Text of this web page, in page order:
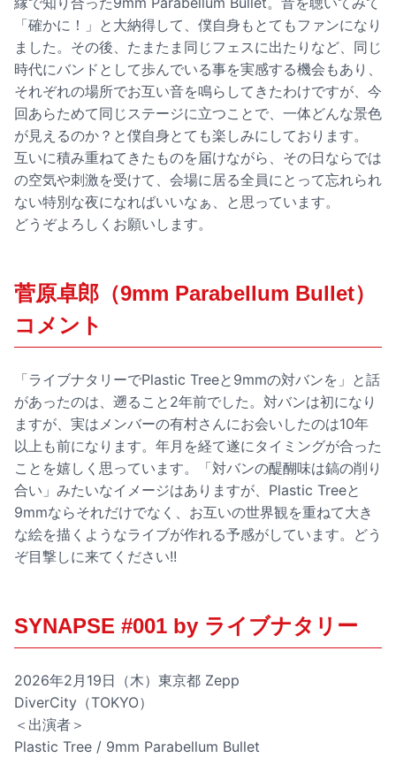
「確かに！」と大納得して、僕自身もとてもファンになり
ました。その後、たまたま同じフェスに出たりなど、同じ
時代にバンドとして歩んでいる事を実感する機会もあり、
それぞれの場所でお互い音を鳴らしてきたわけですが、今
回あらためて同じステージに立つことで、一体どんな景色
が見えるのか？と僕自身とても楽しみにしております。
互いに積み重ねてきたものを届けながら、その日ならでは
の空気や刺激を受けて、会場に居る全員にとって忘れられ
ない特別な夜になればいいなぁ、と思っています。
どうぞよろしくお願いします。
菅原卓郎（9mm Parabellum Bullet）
コメント
「ライブナタリーでPlastic Treeと9mmの対バンを」と話
があったのは、遡ること2年前でした。対バンは初になり
ますが、実はメンバーの有村さんにお会いしたのは10年
以上も前になります。年月を経て遂にタイミングが合った
ことを嬉しく思っています。「対バンの醍醐味は鎬の削り
合い」みたいなイメージはありますが、Plastic Treeと
9mmならそれだけでなく、お互いの世界観を重ねて大き
な絵を描くようなライブが作れる予感がしています。どう
ぞ目撃しに来てください!!
SYNAPSE #001 by ライブナタリー
2026年2月19日（木）東京都 Zepp
DiverCity（TOKYO）
＜出演者＞
Plastic Tree / 9mm Parabellum Bullet